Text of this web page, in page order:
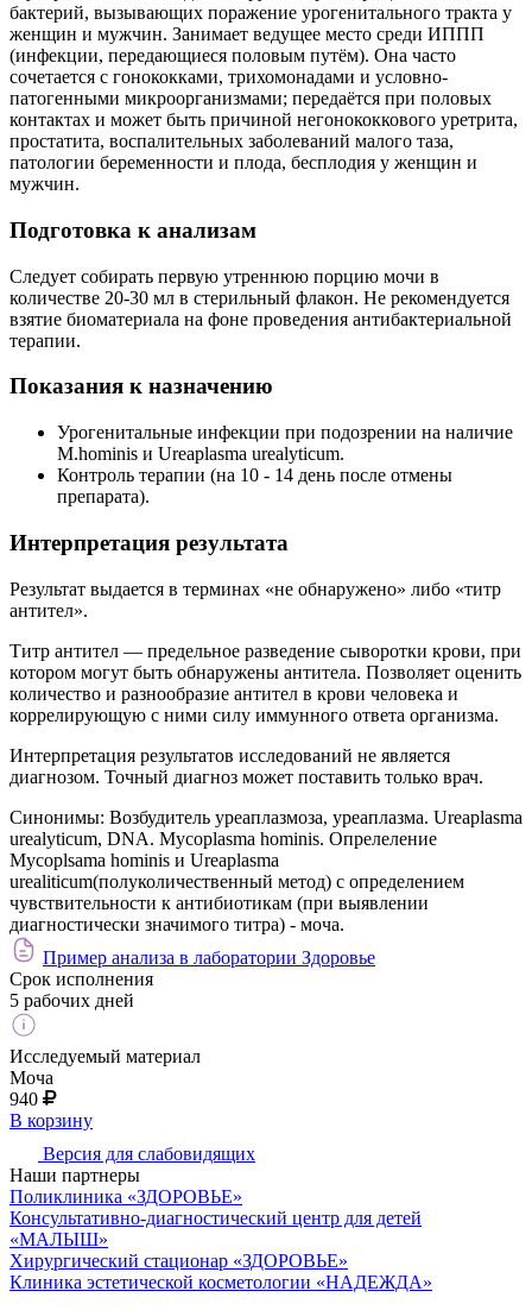
бактерий, вызывающих поражение урогенитального тракта у
женщин и мужчин. Занимает ведущее место среди ИППП
(инфекции, передающиеся половым путём). Она часто
сочетается с гонококками, трихомонадами и условно-
патогенными микроорганизмами; передаётся при половых
контактах и может быть причиной негонококкового уретрита,
простатита, воспалительных заболеваний малого таза,
патологии беременности и плода, бесплодия у женщин и
мужчин.
Подготовка к анализам
Следует собирать первую утреннюю порцию мочи в
количестве 20-30 мл в стерильный флакон. Не рекомендуется
взятие биоматериала на фоне проведения антибактериальной
терапии.
Показания к назначению
Урогенитальные инфекции при подозрении на наличие
M.hominis и Ureaplasma urealyticum.
Контроль терапии (на 10 - 14 день после отмены
препарата).
Интерпретация результата
Результат выдается в терминах «не обнаружено» либо «титр
антител».
Титр антител — предельное разведение сыворотки крови, при
котором могут быть обнаружены антитела. Позволяет оценить
количество и разнообразие антител в крови человека и
коррелирующую с ними силу иммунного ответа организма.
Интерпретация результатов исследований не является
диагнозом. Точный диагноз может поставить только врач.
Синонимы: Возбудитель уреаплазмоза, уреаплазма. Ureaplasma
urealyticum, DNA. Mycoplasma hominis. Опрелеление
Mycoplsama hominis и Ureaplasma
urealiticum(полуколичественный метод) с определением
чувствительности к антибиотикам (при выявлении
диагностически значимого титра) - моча.
Пример анализа в лаборатории Здоровье
Срок исполнения
5 рабочих дней
Исследуемый материал
Моча
940
В корзину
Версия для слабовидящих
Наши партнеры
Поликлиника «ЗДОРОВЬЕ»
Консультативно-диагностический центр для детей
«МАЛЫШ»
Хирургический стационар «ЗДОРОВЬЕ»
Клиника эстетической косметологии «НАДЕЖДА»